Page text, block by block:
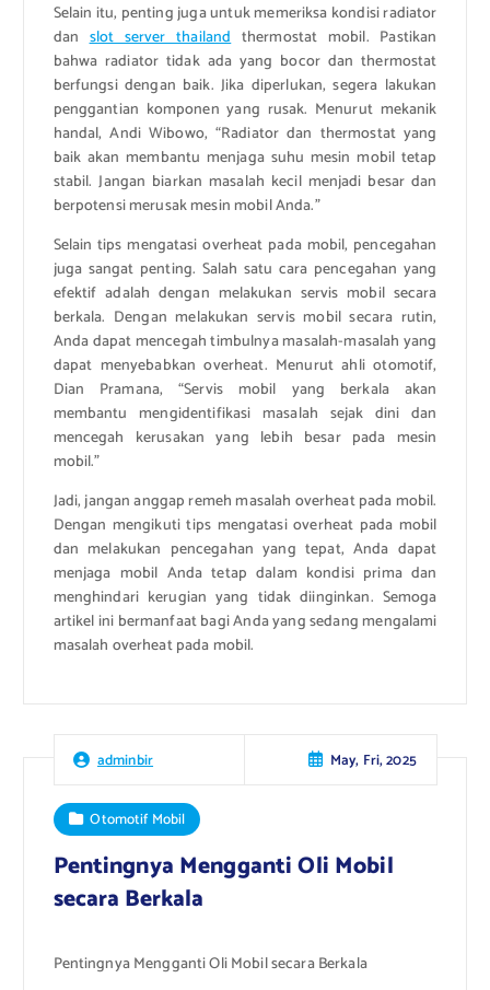
Selain itu, penting juga untuk memeriksa kondisi radiator
danslot server thailandthermostat mobil. Pastikan
bahwa radiator tidak ada yang bocor dan thermostat
berfungsi dengan baik. Jika diperlukan, segera lakukan
penggantian komponen yang rusak. Menurut mekanik
handal, Andi Wibowo, “Radiator dan thermostat yang
baik akan membantu menjaga suhu mesin mobil tetap
stabil. Jangan biarkan masalah kecil menjadi besar dan
berpotensi merusak mesin mobil Anda.”
Selain tips mengatasi overheat pada mobil, pencegahan
juga sangat penting. Salah satu cara pencegahan yang
efektif adalah dengan melakukan servis mobil secara
berkala. Dengan melakukan servis mobil secara rutin,
Anda dapat mencegah timbulnya masalah-masalah yang
dapat menyebabkan overheat. Menurut ahli otomotif,
Dian Pramana, “Servis mobil yang berkala akan
membantu mengidentifikasi masalah sejak dini dan
mencegah kerusakan yang lebih besar pada mesin
mobil.”
Jadi, jangan anggap remeh masalah overheat pada mobil.
Dengan mengikuti tips mengatasi overheat pada mobil
dan melakukan pencegahan yang tepat, Anda dapat
menjaga mobil Anda tetap dalam kondisi prima dan
menghindari kerugian yang tidak diinginkan. Semoga
artikel ini bermanfaat bagi Anda yang sedang mengalami
masalah overheat pada mobil.
adminbir May, Fri, 2025
Otomotif Mobil
Pentingnya Mengganti Oli Mobil
secara Berkala
Pentingnya Mengganti Oli Mobil secara Berkala